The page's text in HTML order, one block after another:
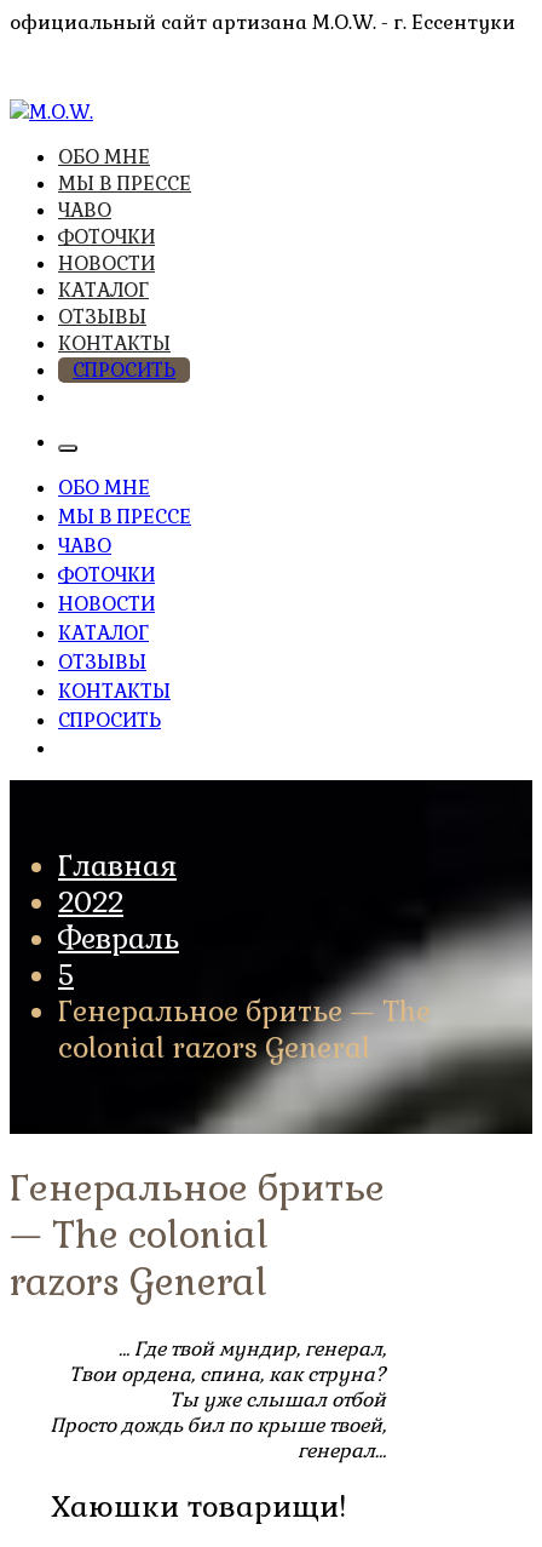
Перейти
официальный сайт артизана M.O.W. - г. Ессентуки
M.O.W.
высочайшее качество из натуральных компонентов
ОБО МНЕ
МЫ В ПРЕССЕ
ЧАВО
ФОТОЧКИ
НОВОСТИ
КАТАЛОГ
ОТЗЫВЫ
КОНТАКТЫ
СПРОСИТЬ
ОБО МНЕ
МЫ В ПРЕССЕ
ЧАВО
ФОТОЧКИ
НОВОСТИ
КАТАЛОГ
ОТЗЫВЫ
КОНТАКТЫ
СПРОСИТЬ
Главная
2022
Февраль
5
Генеральное бритье — The
colonial razors General
Генеральное бритье
— The colonial
razors General
… Где твой мундир, генерал,
Твои ордена, спина, как струна?
Ты уже слышал отбой
Просто дождь бил по крыше твоей,
генерал…
Хаюшки товарищи!